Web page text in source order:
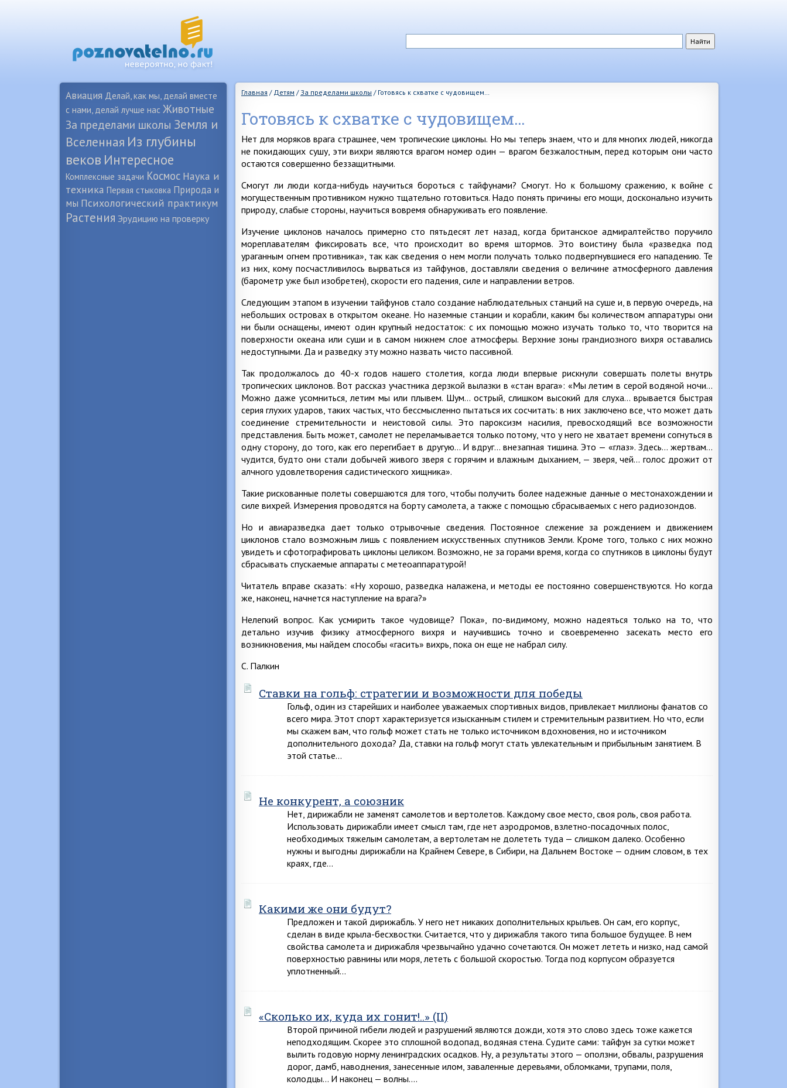
Авиация Делай, как мы, делай вместе
с нами, делай лучше нас Животные
За пределами школы Земля и
Вселенная Из глубины
веков Интересное
Комплексные задачи Космос Наука и
техника Первая стыковка Природа и
мы Психологический практикум
Растения Эрудицию на проверку
Главная / Детям / За пределами школы / Готовясь к схватке с чудовищем…
Готовясь к схватке с чудовищем…
Нет для моряков врага страшнее, чем тропические циклоны. Но мы теперь знаем, что и для многих людей, никогда
не покидающих сушу, эти вихри являются врагом номер один — врагом безжалостным, перед которым они часто
остаются совершенно беззащитными.
Смогут ли люди когда-нибудь научиться бороться с тайфунами? Смогут. Но к большому сражению, к войне с
могущественным противником нужно тщательно готовиться. Надо понять причины его мощи, досконально изучить
природу, слабые стороны, научиться вовремя обнаруживать его появление.
Изучение циклонов началось примерно сто пятьдесят лет назад, когда британское адмиралтейство поручило
мореплавателям фиксировать все, что происходит во время штормов. Это воистину была «разведка под
ураганным огнем противника», так как сведения о нем могли получать только подвергнувшиеся его нападению. Те
из них, кому посчастливилось вырваться из тайфунов, доставляли сведения о величине атмосферного давления
(барометр уже был изобретен), скорости его падения, силе и направлении ветров.
Следующим этапом в изучении тайфунов стало создание наблюдательных станций на суше и, в первую очередь, на
небольших островах в открытом океане. Но наземные станции и корабли, каким бы количеством аппаратуры они
ни были оснащены, имеют один крупный недостаток: с их помощью можно изучать только то, что творится на
поверхности океана или суши и в самом нижнем слое атмосферы. Верхние зоны грандиозного вихря оставались
недоступными. Да и разведку эту можно назвать чисто пассивной.
Так продолжалось до 40-х годов нашего столетия, когда люди впервые рискнули совершать полеты внутрь
тропических циклонов. Вот рассказ участника дерзкой вылазки в «стан врага»: «Мы летим в серой водяной ночи…
Можно даже усомниться, летим мы или плывем. Шум… острый, слишком высокий для слуха… врывается быстрая
серия глухих ударов, таких частых, что бессмысленно пытаться их сосчитать: в них заключено все, что может дать
соединение стремительности и неистовой силы. Это пароксизм насилия, превосходящий все возможности
представления. Быть может, самолет не переламывается только потому, что у него не хватает времени согнуться в
одну сторону, до того, как его перегибает в другую… И вдруг… внезапная тишина. Это — «глаз». Здесь… жертвам…
чудится, будто они стали добычей живого зверя с горячим и влажным дыханием, — зверя, чей… голос дрожит от
алчного удовлетворения садистического хищника».
Такие рискованные полеты совершаются для того, чтобы получить более надежные данные о местонахождении и
силе вихрей. Измерения проводятся на борту самолета, а также с помощью сбрасываемых с него радиозондов.
Но и авиаразведка дает только отрывочные сведения. Постоянное слежение за рождением и движением
циклонов стало возможным лишь с появлением искусственных спутников Земли. Кроме того, только с них можно
увидеть и сфотографировать циклоны целиком. Возможно, не за горами время, когда со спутников в циклоны будут
сбрасывать спускаемые аппараты с метеоаппаратурой!
Читатель вправе сказать: «Ну хорошо, разведка налажена, и методы ее постоянно совершенствуются. Но когда
же, наконец, начнется наступление на врага?»
Нелегкий вопрос. Как усмирить такое чудовище? Пока», по-видимому, можно надеяться только на то, что
детально изучив физику атмосферного вихря и научившись точно и своевременно засекать место его
возникновения, мы найдем способы «гасить» вихрь, пока он еще не набрал силу.
С. Палкин
Ставки на гольф: стратегии и возможности для победы
Гольф, один из старейших и наиболее уважаемых спортивных видов, привлекает миллионы фанатов со
всего мира. Этот спорт характеризуется изысканным стилем и стремительным развитием. Но что, если
мы скажем вам, что гольф может стать не только источником вдохновения, но и источником
дополнительного дохода? Да, ставки на гольф могут стать увлекательным и прибыльным занятием. В
этой статье…
Не конкурент, а союзник
Нет, дирижабли не заменят самолетов и вертолетов. Каждому свое место, своя роль, своя работа.
Использовать дирижабли имеет смысл там, где нет аэродромов, взлетно-посадочных полос,
необходимых тяжелым самолетам, а вертолетам не долететь туда — слишком далеко. Особенно
нужны и выгодны дирижабли на Крайнем Севере, в Сибири, на Дальнем Востоке — одним словом, в тех
краях, где…
Какими же они будут?
Предложен и такой дирижабль. У него нет никаких дополнительных крыльев. Он сам, его корпус,
сделан в виде крыла-бесхвостки. Считается, что у дирижабля такого типа большое будущее. В нем
свойства самолета и дирижабля чрезвычайно удачно сочетаются. Он может лететь и низко, над самой
поверхностью равнины или моря, лететь с большой скоростью. Тогда под корпусом образуется
уплотненный…
«Сколько их, куда их гонит!..» (II)
Второй причиной гибели людей и разрушений являются дожди, хотя это слово здесь тоже кажется
неподходящим. Скорее это сплошной водопад, водяная стена. Судите сами: тайфун за сутки может
вылить годовую норму ленинградских осадков. Ну, а результаты этого — оползни, обвалы, разрушения
дорог, дамб, наводнения, занесенные илом, заваленные деревьями, обломками, трупами, поля,
колодцы… И наконец — волны….